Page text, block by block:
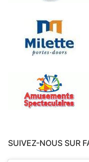
SUIVEZ-NOUS SUR